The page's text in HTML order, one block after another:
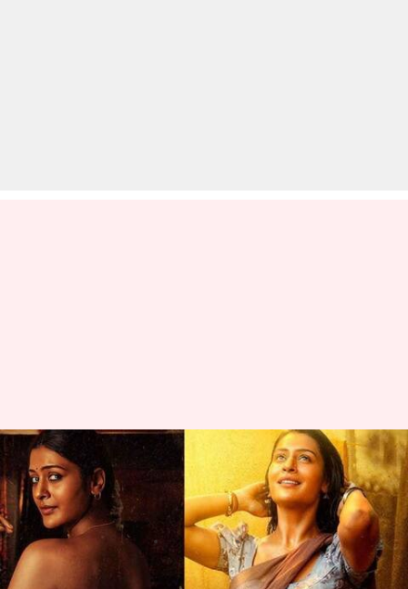
Payal Rajput: 'మంగళవారం'
సినిమా రిలీజ్.. పాయల్ రాజ్‌పుత్
ఎమోషనల్ (వీడియో)
వ్రాసిన వారు Jayachandra Akuri Nov 17, 2023 04:21 pm